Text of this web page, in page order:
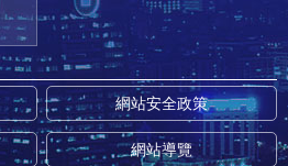
網站安全政策
網站導覽